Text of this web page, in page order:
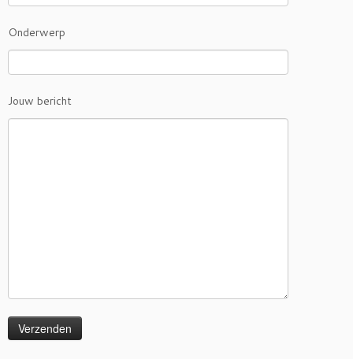
Onderwerp
Jouw bericht